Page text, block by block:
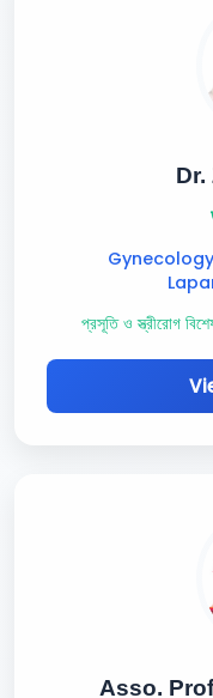
প্রসূতি ও স্ত্রীরোগ
Asso.